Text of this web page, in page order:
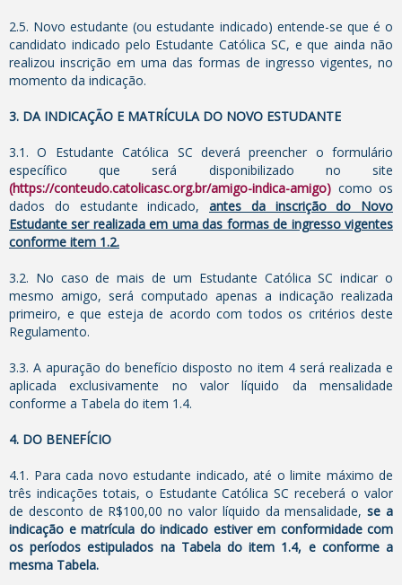
2.5. Novo estudante (ou estudante indicado) entende-se que é o
candidato indicado pelo Estudante Católica SC, e que ainda não
realizou inscrição em uma das formas de ingresso vigentes, no
momento da indicação.
3. DA INDICAÇÃO E MATRÍCULA DO NOVO ESTUDANTE
3.1. O Estudante Católica SC deverá preencher o formulário
específico que será disponibilizado no site
(https://conteudo.catolicasc.org.br/amigo-indica-amigo) como os
dados do estudante indicado, antes da inscrição do Novo
Estudante ser realizada em uma das formas de ingresso vigentes
conforme item 1.2.
3.2. No caso de mais de um Estudante Católica SC indicar o
mesmo amigo, será computado apenas a indicação realizada
primeiro, e que esteja de acordo com todos os critérios deste
Regulamento.
3.3. A apuração do benefício disposto no item 4 será realizada e
aplicada exclusivamente no valor líquido da mensalidade
conforme a Tabela do item 1.4.
4. DO BENEFÍCIO
4.1. Para cada novo estudante indicado, até o limite máximo de
três indicações totais, o Estudante Católica SC receberá o valor
de desconto de R$100,00 no valor líquido da mensalidade,se a
indicação e matrícula do indicado estiver em conformidade com
os períodos estipulados na Tabela do item 1.4, e conforme a
mesma Tabela.